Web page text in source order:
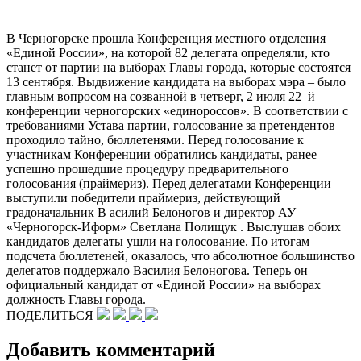
В Черногорске прошла Конференция местного отделения
«Единой России», на которой 82 делегата определяли, кто
станет от партии на выборах Главы города, которые состоятся
13 сентября. Выдвижение кандидата на выборах мэра – было
главным вопросом на созванной в четверг, 2 июля 22–й
конференции черногорских «единороссов». В соответствии с
требованиями Устава партии, голосование за претендентов
проходило тайно, бюллетенями. Перед голосование к
участникам Конференции обратились кандидаты, ранее
успешно прошедшие процедуру предварительного
голосования (праймериз). Перед делегатами Конференции
выступили победители праймериз, действующий
градоначальник В асилий Белоногов и директор АУ
«Черногорск-Иформ» Светлана Полищук . Выслушав обоих
кандидатов делегаты ушли на голосование. По итогам
подсчета бюллетеней, оказалось, что абсолютное большинство
делегатов поддержало Василия Белоногова. Теперь он –
официальный кандидат от «Единой России» на выборах
должность Главы города.
ПОДЕЛИТЬСЯ
Добавить комментарий